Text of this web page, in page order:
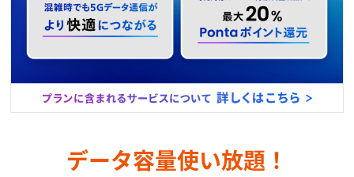
データ容量使い放題！